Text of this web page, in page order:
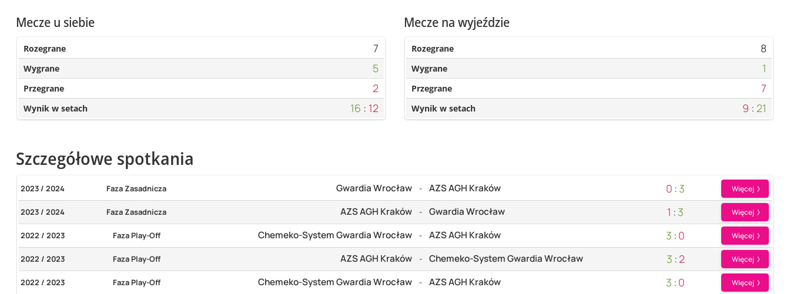
Mecze u siebie
Rozegrane 7
Wygrane 5
Przegrane 2
Wynik w setach 16 : 12
Mecze na wyjeździe
Rozegrane 8
Wygrane 1
Przegrane 7
Wynik w setach 9 : 21
Szczegółowe spotkania
2023 / 2024 Faza Zasadnicza Gwardia Wrocław - AZS AGH Kraków 0 : 3 Więcej
2023 / 2024 Faza Zasadnicza AZS AGH Kraków - Gwardia Wrocław 1 : 3 Więcej
2022 / 2023 Faza Play-Off Chemeko-System Gwardia Wrocław - AZS AGH Kraków 3 : 0 Więcej
2022 / 2023 Faza Play-Off AZS AGH Kraków - Chemeko-System Gwardia Wrocław 3 : 2 Więcej
2022 / 2023 Faza Play-Off Chemeko-System Gwardia Wrocław - AZS AGH Kraków 3 : 0 Więcej